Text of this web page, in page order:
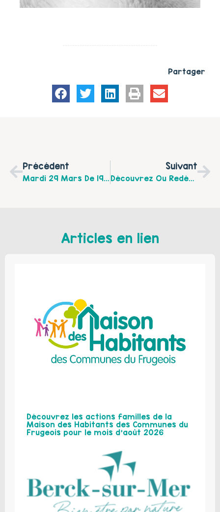
Partager
Précédent
Mardi 29 Mars De 19h À 20h30 À Fruges La CCHPM Organise Un Temps D’échanges Entre Parents Animé Par Le Point Accueil Ecoute Jeunes Et Parents
Suivant
Découvrez Ou Redécouvrez L’action De Lire Et Faire Lire Dans Le Montreuillois
Articles en lien
Découvrez les actions familles de la
Maison des Habitants des Communes du
Frugeois pour le mois d’août 2026